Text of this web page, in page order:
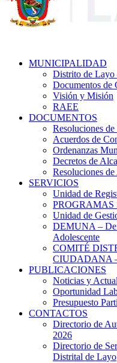
MUNICIPALIDAD
Distrito de Layo
Documentos de
Visión y Misión
RAEE
DOCUMENTOS
Resoluciones
Acuerdos de
Ordenanzas
Decretos de
Resoluciones
SERVICIOS
Unidad de
PROGRAMAS
Unidad de
DEMUNA –
Adolescente
COMITÉ
CIUDADANA
PUBLICACIONES
Noticias y
Oportunidad
Presupuesto
CONTACTOS
Directorio de
2026
Directorio de
Distrital de Layo